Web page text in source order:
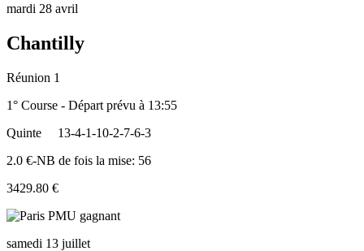
mardi 28 avril
Chantilly
Réunion 1
1° Course - Départ prévu à 13:55
Quinte
13-4-1-10-2-7-6-3
2.0 €-NB de fois la mise: 56
3429.80 €
samedi 13 juillet